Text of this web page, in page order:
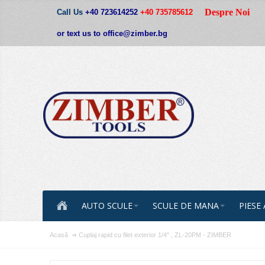
Call Us +40 723614252 +40 735785612
or text us to office@zimber.bg
Despre Noi
AUTO SCULE SCULE DE MANA
Acasă Cuplaj rapid cu filet exterior 1/4" , ZL-20PM - ZIMBER